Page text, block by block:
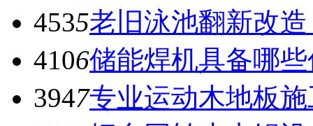
4535老旧泳池翻新改
4106储能焊机具备哪
3947专业运动木地板